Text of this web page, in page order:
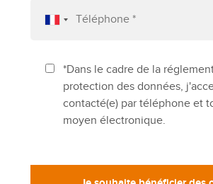
*Dans le cadre de la
protection des données,
contacté(e) par téléphone et
moyen électronique.